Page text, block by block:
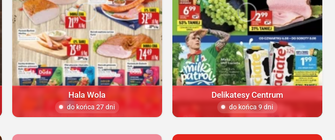
Hala Wola
do końca 27 dni
Delikatesy Centrum
do końca 9 dni